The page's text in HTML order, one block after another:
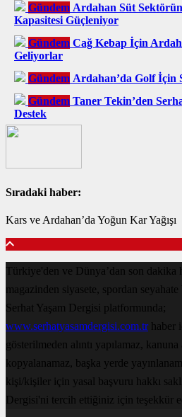
Gündem Ardahan Süt
Kapasitesi Güçleniyor
Gündem Cağ Kebap İçin
Geliyorlar
Gündem Ardahan’da Golf İçin
Gündem Taner Tekin’den
Destek
Sıradaki haber:
Kars ve Ardahan’da Yoğun Kar Yağışı
Türkiye'den ve Dünya’dan son dakika
magazinden siyasete, spordan
Serhat Yaşam Dergisi platformunda;
www.serhatyasamdergisi.com.trhaber
gösterilmeden alıntı yapılamaz,
kopyalanamaz, başka yerde
kişi/kişiler için yasal başvuru hakkı
Dergisi'ni tercih ettiğiniz için teşekkür